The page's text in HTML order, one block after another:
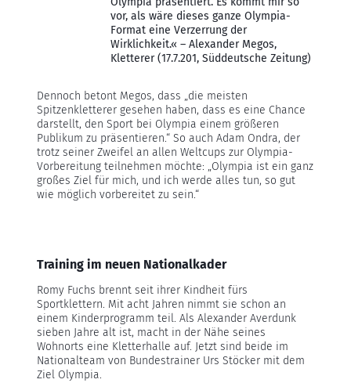
vor, als wäre dieses ganze Olympia-
Format eine Verzerrung der
Wirklichkeit.« – Alexander Megos,
Kletterer (17.7.201, Süddeutsche Zeitung)
Dennoch betont Megos, dass „die meisten
Spitzenkletterer gesehen haben, dass es eine Chance
darstellt, den Sport bei Olympia einem größeren
Publikum zu präsentieren.“ So auch Adam Ondra, der
trotz seiner Zweifel an allen Weltcups zur Olympia-
Vorbereitung teilnehmen möchte: „Olympia ist ein ganz
großes Ziel für mich, und ich werde alles tun, so gut
wie möglich vorbereitet zu sein.“
Training im neuen Nationalkader
Romy Fuchs brennt seit ihrer Kindheit fürs
Sportklettern. Mit acht Jahren nimmt sie schon an
einem Kinderprogramm teil. Als Alexander Averdunk
sieben Jahre alt ist, macht in der Nähe seines
Wohnorts eine Kletterhalle auf. Jetzt sind beide im
Nationalteam von Bundestrainer Urs Stöcker mit dem
Ziel Olympia.